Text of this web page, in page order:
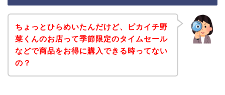
ちょっとひらめいたんだけど、ピカイチ野
菜くんのお店って季節限定のタイムセール
などで商品をお得に購入できる時ってない
の？